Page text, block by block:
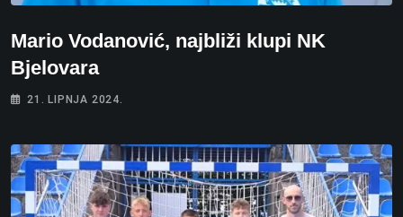
Mario Vodanović, najbliži klupi NK
Bjelovara
21. LIPNJA 2024.